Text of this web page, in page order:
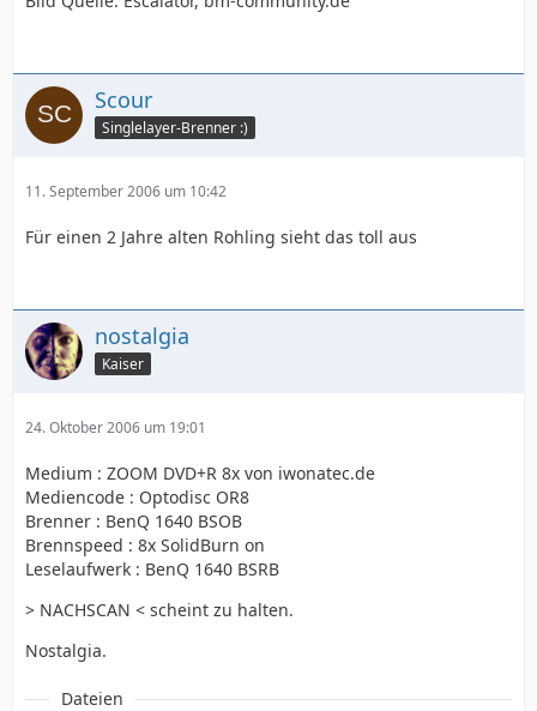
Scour
Singlelayer-Brenner :)
11. September 2006 um 10:42
Für einen 2 Jahre alten Rohling sieht das toll aus
nostalgia
Kaiser
24. Oktober 2006 um 19:01
Medium : ZOOM DVD+R 8x von iwonatec.de
Mediencode : Optodisc OR8
Brenner : BenQ 1640 BSOB
Brennspeed : 8x SolidBurn on
Leselaufwerk : BenQ 1640 BSRB
> NACHSCAN < scheint zu halten.
Nostalgia.
Dateien